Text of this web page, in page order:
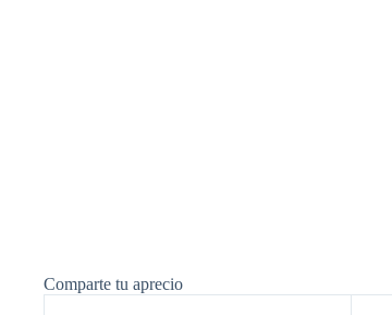
Comparte tu aprecio